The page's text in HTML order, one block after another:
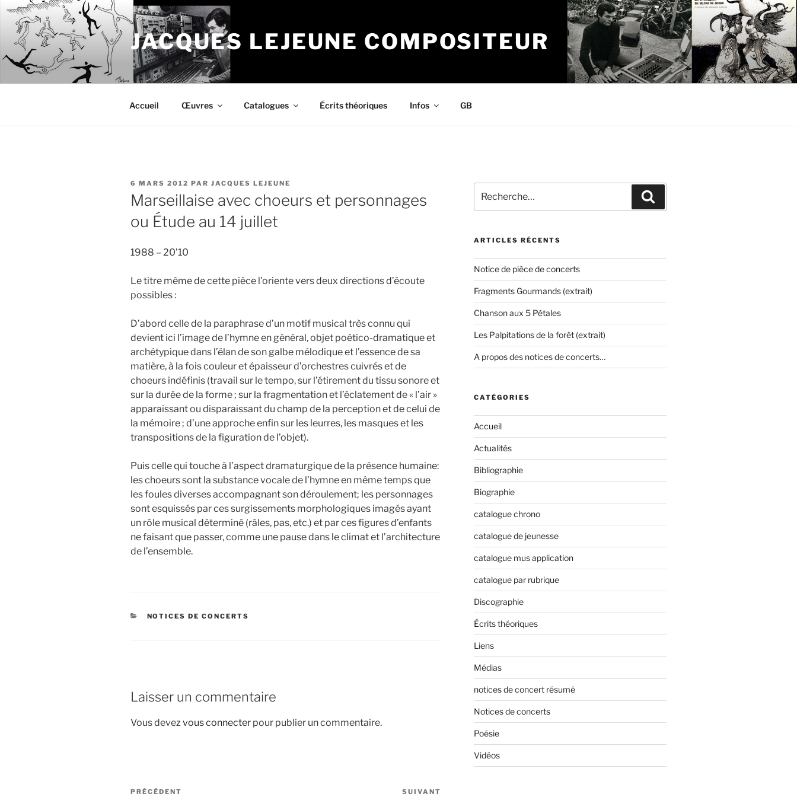
Aller
contenu
principal
JACQUES LEJEUNE COMPOSITEUR
Accueil Œuvres Catalogues Écrits théoriques Infos GB
PUBLIÉ
LE
6 MARS 2012 PAR JACQUES LEJEUNE
Marseillaise avec choeurs et personnages
ou Étude au 14 juillet
1988 – 20’10
Le titre même de cette pièce l’oriente vers deux directions d’écoute
possibles :
D’abord celle de la paraphrase d’un motif musical très connu qui
devient ici l’image de l’hymne en général, objet poético-dramatique et
archétypique dans l’élan de son galbe mélodique et l’essence de sa
matière, à la fois couleur et épaisseur d’orchestres cuivrés et de
choeurs indéfinis (travail sur le tempo, sur l’étirement du tissu sonore et
sur la durée de la forme ; sur la fragmentation et l’éclatement de « l’air »
apparaissant ou disparaissant du champ de la perception et de celui de
la mémoire ; d’une approche enfin sur les leurres, les masques et les
transpositions de la figuration de l’objet).
Puis celle qui touche à l’aspect dramaturgique de la présence humaine:
les choeurs sont la substance vocale de l’hymne en même temps que
les foules diverses accompagnant son déroulement; les personnages
sont esquissés par ces surgissements morphologiques imagés ayant
un rôle musical déterminé (râles, pas, etc.) et par ces figures d’enfants
ne faisant que passer, comme une pause dans le climat et l’architecture
de l’ensemble.
CATÉGORIES
NOTICES DE CONCERTS
Laisser un commentaire
Vous devez vous connecter pour publier un commentaire.
Navigation
Article
PRÉCÉDENT SUIVANT
pour
:
ARTICLES RÉCENTS
Notice de pièce de concerts
Fragments Gourmands (extrait)
Chanson aux 5 Pétales
Les Palpitations de la forêt (extrait)
A propos des notices de concerts…
CATÉGORIES
Accueil
Actualités
Bibliographie
Biographie
catalogue chrono
catalogue de jeunesse
catalogue mus application
catalogue par rubrique
Discographie
Écrits théoriques
Liens
Médias
notices de concert résumé
Notices de concerts
Poésie
Vidéos